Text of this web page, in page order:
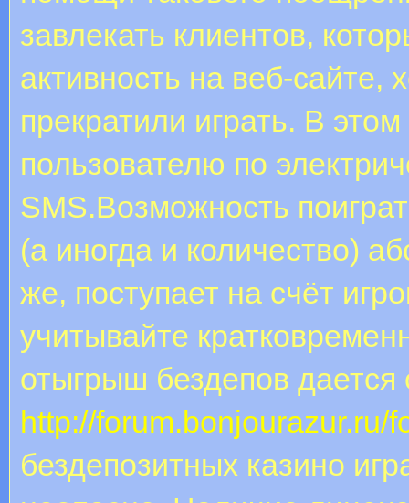
завлекать клиентов,
активность на веб-сайте,
прекратили играть. В
пользователю по
SMS.Возможность
(а иногда и количество)
же, поступает на счёт
учитывайте
отыгрыш бездепов дается
http://forum.bonjourazur.ru/
бездепозитных казино